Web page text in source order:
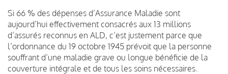
Si 66 % des dépenses d’Assurance Maladie sont
aujourd’hui effectivement consacrés aux 13 millions
d’assurés reconnus en ALD, c’est justement parce que
l’ordonnance du 19 octobre 1945 prévoit que la personne
souffrant d’une maladie grave ou longue bénéficie de la
couverture intégrale et de tous les soins nécessaires.